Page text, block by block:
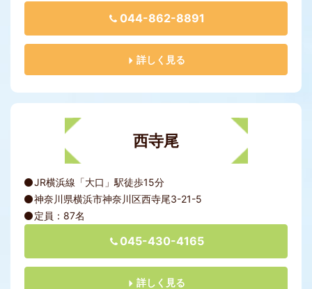
044-862-8891
詳しく見る
西寺尾
JR横浜線「大口」駅徒歩15分
神奈川県横浜市神奈川区西寺尾3-21-5
定員：87名
045-430-4165
詳しく見る